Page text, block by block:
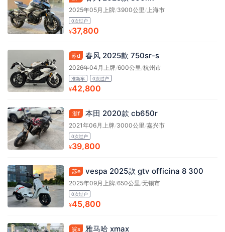
2025年05月上牌/3900公里/上海市
0次过户
¥37,800
苏d 春风 2025款 750sr-s
2026年04月上牌/600公里/杭州市
准新车 0次过户
¥42,800
浙f 本田 2020款 cb650r
2021年06月上牌/3000公里/嘉兴市
0次过户
¥39,800
苏e vespa 2025款 gtv officina 8 300
2025年09月上牌/650公里/无锡市
0次过户
¥45,800
皖s 雅马哈 xmax